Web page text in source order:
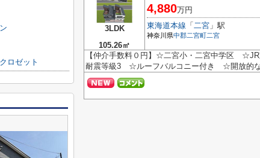
3LDK
105.26㎡
4,880万円
東海道本線 「 二宮 」駅
神奈川県中郡二宮町二宮
【仲介手数料０円】☆二宮小・二宮中学区
耐震等級3 ☆ルーフバルコニー付き ☆開放的
ロゼット